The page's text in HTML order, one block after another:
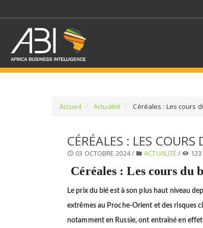
Accueil Actualité Céréales : Les cours
CÉRÉALES : LES
03 OCTOBRE 2024 / ACTUALITÉ /
Céréales : Les cours du
Le prix du blé est à son plus haut niveau
extrêmes au Proche-Orient et des risques
notamment en Russie, ont entraîné en